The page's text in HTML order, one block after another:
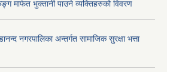
मार्फत भुक्तानी पाउने व्यक्तिहरुको विवरण
नगरपालिका अन्तर्गत सामाजिक सुरक्षा भत्ता